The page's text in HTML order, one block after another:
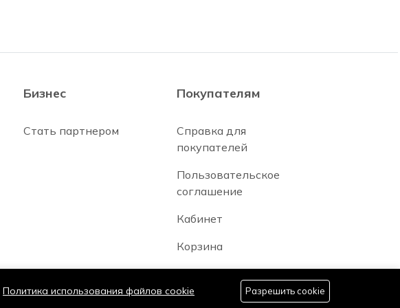
Бизнес
Стать партнером
Покупателям
Справка для
покупателей
Пользовательское
соглашение
Кабинет
Корзина
Политика использования файлов cookie Разрешить cookie